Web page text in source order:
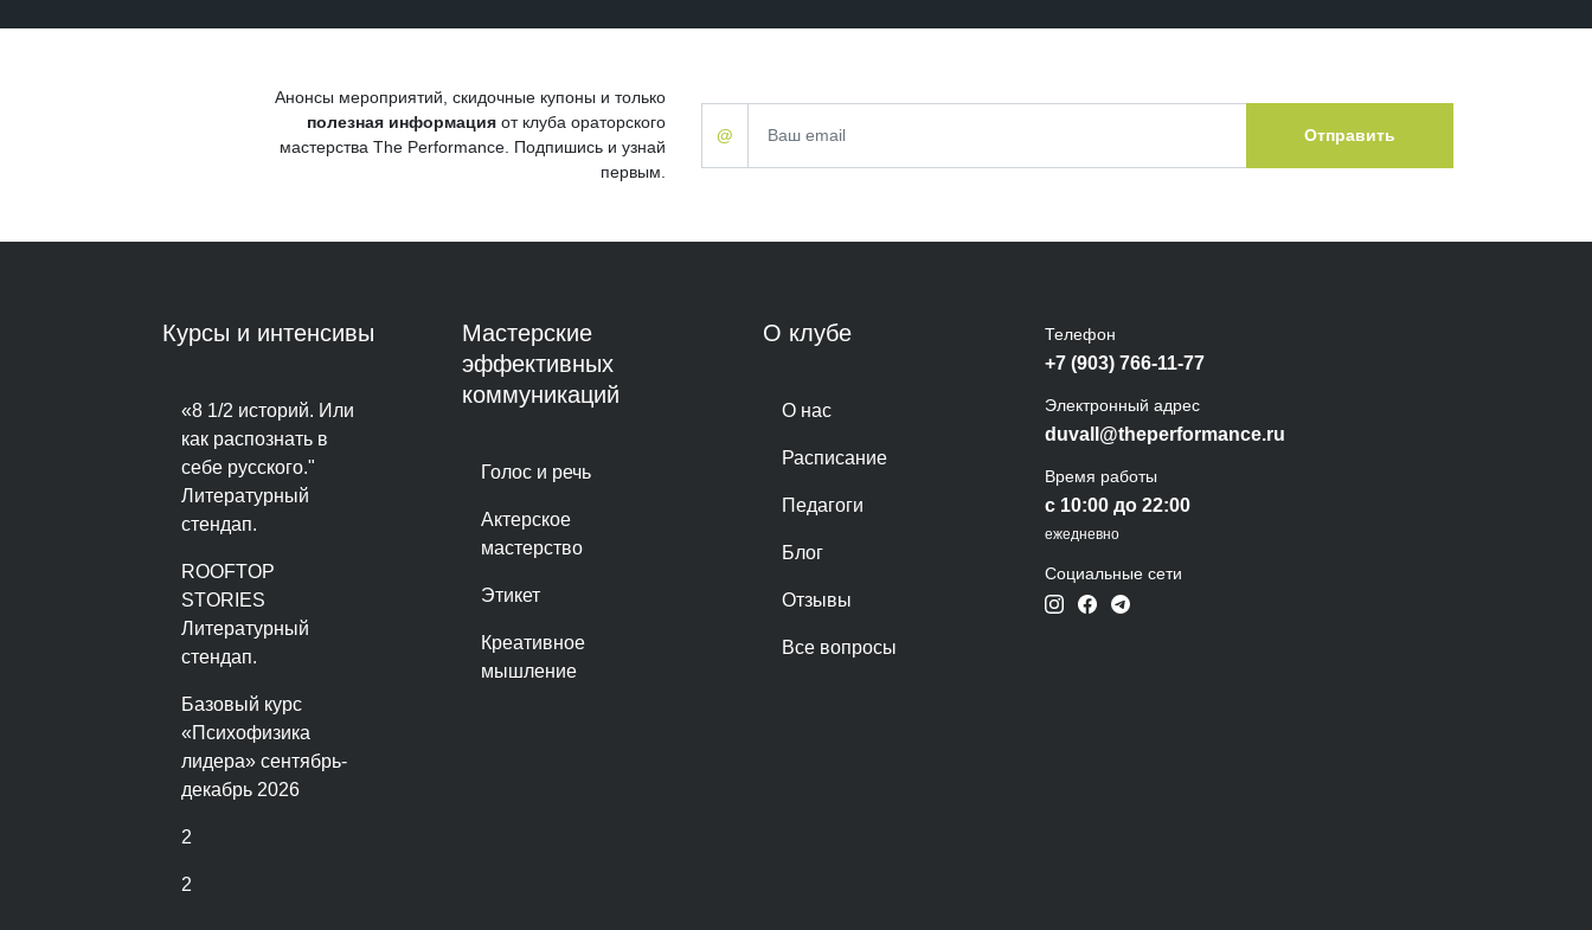
Анонсы мероприятий, скидочные купоны и только
полезная информация от клуба ораторского
мастерства The Performance . Подпишись и узнай
первым.
@ Отправить
Курсы и интенсивы
«8 1/2 историй. Или
как распознать в
себе русского."
Литературный
стендап.
ROOFTOP
STORIES
Литературный
стендап.
Базовый курс
«Психофизика
лидера» сентябрь-
декабрь 2026
2
2
Мастерские
эффективных
коммуникаций
Голос и речь
Актерское
мастерство
Этикет
Креативное
мышление
О клубе
О нас
Расписание
Педагоги
Блог
Отзывы
Все вопросы
Телефон
+7 (903) 766-11-77
Электронный адрес
duvall@theperformance.ru
Время работы
с 10:00 до 22:00
ежедневно
Социальные сети